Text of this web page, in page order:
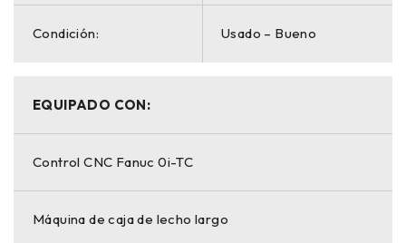
Condición: Usado – Bueno
EQUIPADO CON:
Control CNC Fanuc 0i-TC
Máquina de caja de lecho largo